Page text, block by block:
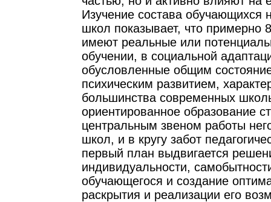
Изучение состава обучающихся
школ показывает, что примерно
имеют реальные или
обучении, в социальной
обусловленные общим
психическим развитием,
большинства современных
ориентированное образование
центральным звеном работы
школ, и в кругу забот
первый план выдвигается
индивидуальности,
обучающегося и создание
раскрытия и реализации его